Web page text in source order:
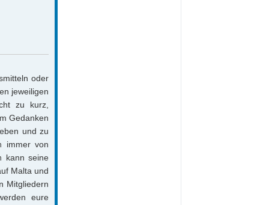
oder
jeweiligen
zu kurz,
Gedanken
und zu
immer von
kann seine
Malta und
Mitgliedern
eure